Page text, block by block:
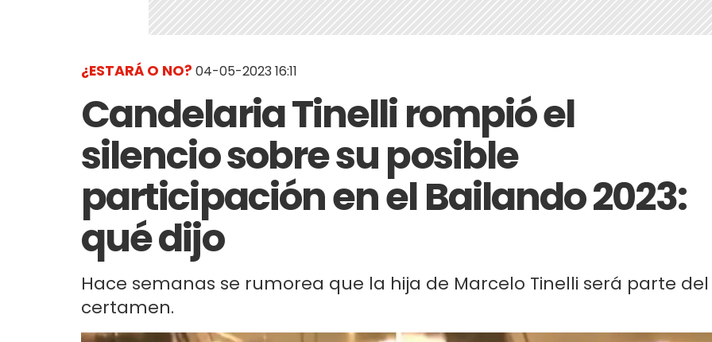
¿ESTARÁ O NO? 04-05-2023 16:11
Candelaria Tinelli rompió el
silencio sobre su posible
participación en el Bailando 2023:
qué dijo
Hace semanas se rumorea que la hija de Marcelo Tinelli será parte del
certamen.